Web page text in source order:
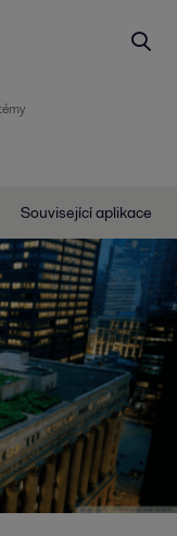
Související aplikace